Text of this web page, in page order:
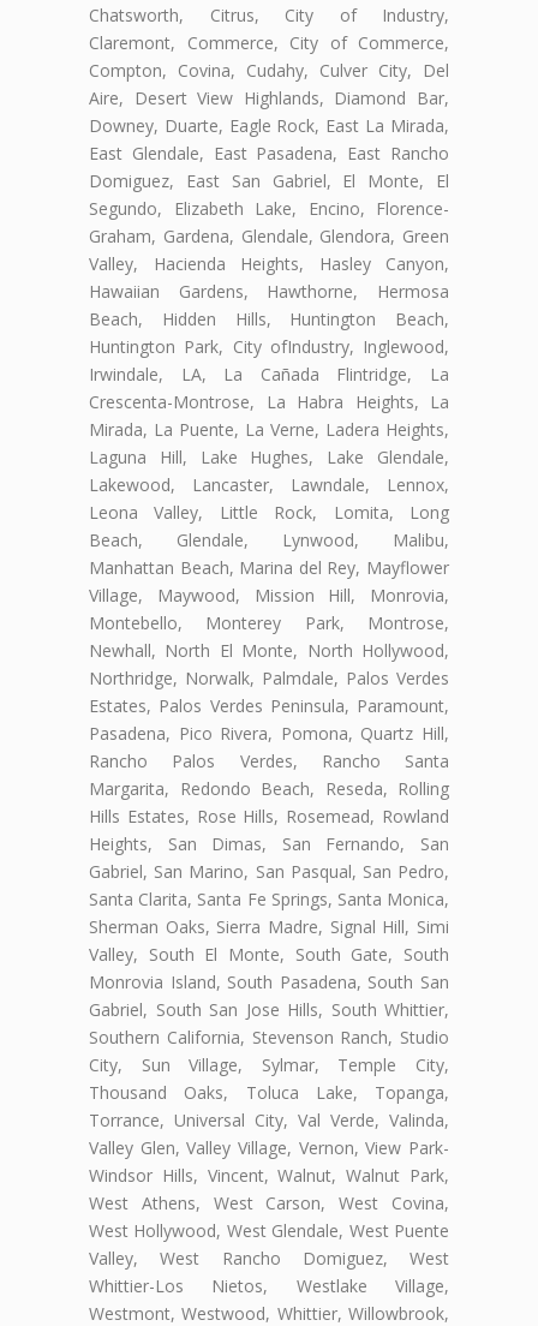
Chatsworth, Citrus, City of Industry,
Claremont, Commerce, City of Commerce,
Compton, Covina, Cudahy, Culver City, Del
Aire, Desert View Highlands, Diamond Bar,
Downey, Duarte, Eagle Rock, East La Mirada,
East Glendale, East Pasadena, East Rancho
Domiguez, East San Gabriel, El Monte, El
Segundo, Elizabeth Lake, Encino, Florence-
Graham, Gardena, Glendale, Glendora, Green
Valley, Hacienda Heights, Hasley Canyon,
Hawaiian Gardens, Hawthorne, Hermosa
Beach, Hidden Hills, Huntington Beach,
Huntington Park, City ofIndustry, Inglewood,
Irwindale, LA, La Cañada Flintridge, La
Crescenta-Montrose, La Habra Heights, La
Mirada, La Puente, La Verne, Ladera Heights,
Laguna Hill, Lake Hughes, Lake Glendale,
Lakewood, Lancaster, Lawndale, Lennox,
Leona Valley, Little Rock, Lomita, Long
Beach, Glendale, Lynwood, Malibu,
Manhattan Beach, Marina del Rey, Mayflower
Village, Maywood, Mission Hill, Monrovia,
Montebello, Monterey Park, Montrose,
Newhall, North El Monte, North Hollywood,
Northridge, Norwalk, Palmdale, Palos Verdes
Estates, Palos Verdes Peninsula, Paramount,
Pasadena, Pico Rivera, Pomona, Quartz Hill,
Rancho Palos Verdes, Rancho Santa
Margarita, Redondo Beach, Reseda, Rolling
Hills Estates, Rose Hills, Rosemead, Rowland
Heights, San Dimas, San Fernando, San
Gabriel, San Marino, San Pasqual, San Pedro,
Santa Clarita, Santa Fe Springs, Santa Monica,
Sherman Oaks, Sierra Madre, Signal Hill, Simi
Valley, South El Monte, South Gate, South
Monrovia Island, South Pasadena, South San
Gabriel, South San Jose Hills, South Whittier,
Southern California, Stevenson Ranch, Studio
City, Sun Village, Sylmar, Temple City,
Thousand Oaks, Toluca Lake, Topanga,
Torrance, Universal City, Val Verde, Valinda,
Valley Glen, Valley Village, Vernon, View Park-
Windsor Hills, Vincent, Walnut, Walnut Park,
West Athens, West Carson, West Covina,
West Hollywood, West Glendale, West Puente
Valley, West Rancho Domiguez, West
Whittier-Los Nietos, Westlake Village,
Westmont, Westwood, Whittier, Willowbrook,